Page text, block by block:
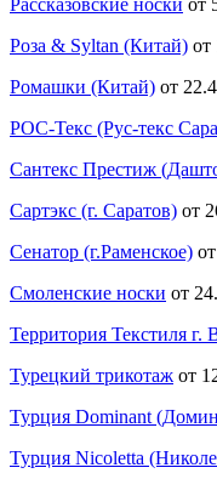
Роза & Syltan (Китай) от
Ромашки (Китай) от
РОС-Текс (Рус-текс
Сантекс Престиж
Сартэкс (г. Саратов) от
Сенатор (г.Раменское)
Смоленские носки от
Территория Текстиля г.
Турецкий трикотаж от
Турция Dominant
Турция Nicoletta